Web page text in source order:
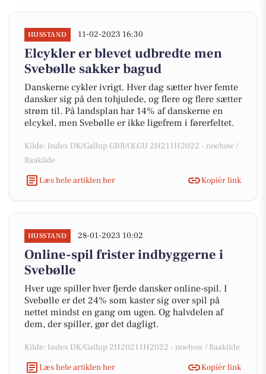
HUSSTAND 11-02-2023 16:30
Elcykler er blevet udbredte men
Svebølle sakker bagud
Danskerne cykler ivrigt. Hver dag sætter hver femte
dansker sig på den tohjulede, og flere og flere sætter
strøm til. På landsplan har 14% af danskerne en
elcykel, men Svebølle er ikke ligefrem i førerfeltet.
Kilde: Index DK/Gallup GBR/OLGU 2H211H2022 - noehow /
Raakilde
Læs hele artiklen her
Kopiér link
HUSSTAND 28-01-2023 10:02
Online-spil frister indbyggerne i
Svebølle
Hver uge spiller hver fjerde dansker online-spil. I
Svebølle er det 24% som kaster sig over spil på
nettet mindst en gang om ugen. Og halvdelen af
dem, der spiller, gør det dagligt.
Kilde: Index DK/Gallup 2H20211H2022 - noehow / Raakilde
Læs hele artiklen her
Kopiér link